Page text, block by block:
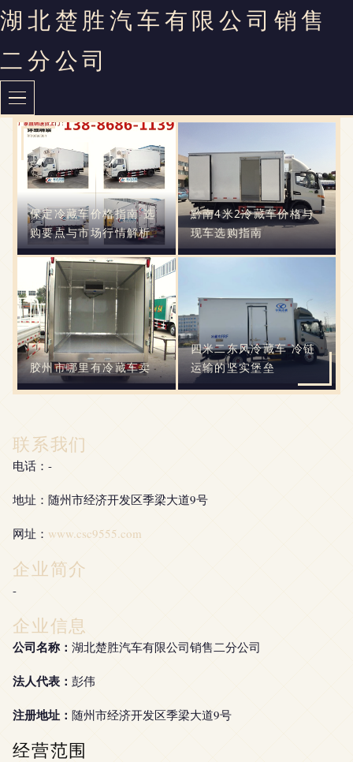
湖北楚胜汽车有限公司销售
二分公司
保定冷藏车价格指南 选
购要点与市场行情解析
黔南4米2冷藏车价格与
现车选购指南
胶州市哪里有冷藏车卖
四米二东风冷藏车 冷链
运输的坚实堡垒
联系我们
电话：-
地址：随州市经济开发区季梁大道9号
网址： www.csc9555.com
企业简介
-
企业信息
公司名称： 湖北楚胜汽车有限公司销售二分公司
法人代表： 彭伟
注册地址： 随州市经济开发区季梁大道9号
经营范围